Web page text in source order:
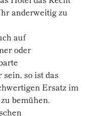
anderweitig zu
auf
oder
so ist das
Ersatz im
bemühen.